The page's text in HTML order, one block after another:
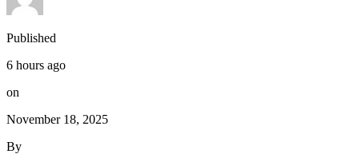
Published
6 hours ago
on
November 18, 2025
By